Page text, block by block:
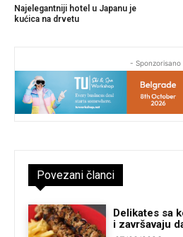
Najelegantniji hotel u Japanu je
kućica na drvetu
- Sponzorisano
Povezani članci
Delikates sa
i završavaju